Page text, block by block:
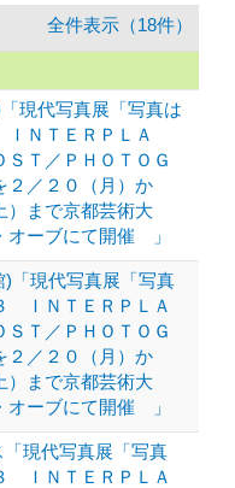
全件表示（18件）
現代写真展「写真は
ＮＴＥＲＰＬＡ
Ｔ／ＰＨＯＴＯＧ
２／２０（月）か
まで京都芸術大
ーブにて開催 」
)「現代写真展「写真
ＩＮＴＥＲＰＬＡ
Ｔ／ＰＨＯＴＯＧ
２／２０（月）か
まで京都芸術大
ーブにて開催 」
「現代写真展「写真
ＩＮＴＥＲＰＬＡ